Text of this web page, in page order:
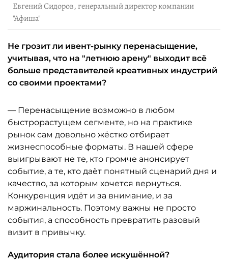
Евгений Сидоров, генеральный директор компании
"Афиша"
Не грозит ли ивент-рынку перенасыщение,
учитывая, что на "летнюю арену" выходит всё
больше представителей креативных индустрий
со своими проектами?
— Перенасыщение возможно в любом
быстрорастущем сегменте, но на практике
рынок сам довольно жёстко отбирает
жизнеспособные форматы. В нашей сфере
выигрывают не те, кто громче анонсирует
событие, а те, кто даёт понятный сценарий дня и
качество, за которым хочется вернуться.
Конкуренция идёт и за внимание, и за
маржинальность. Поэтому важны не просто
события, а способность превратить разовый
визит в привычку.
Аудитория стала более искушённой?